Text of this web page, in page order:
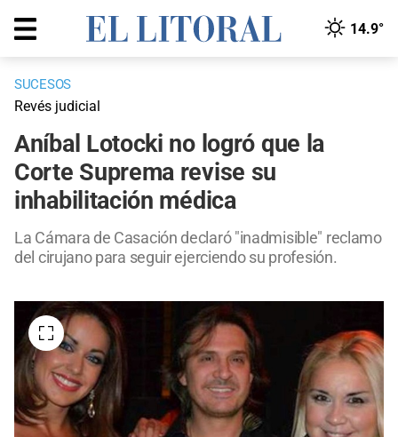
14.9°
SUCESOS
Revés judicial
Aníbal Lotocki no logró que la
Corte Suprema revise su
inhabilitación médica
La Cámara de Casación declaró "inadmisible" reclamo
del cirujano para seguir ejerciendo su profesión.